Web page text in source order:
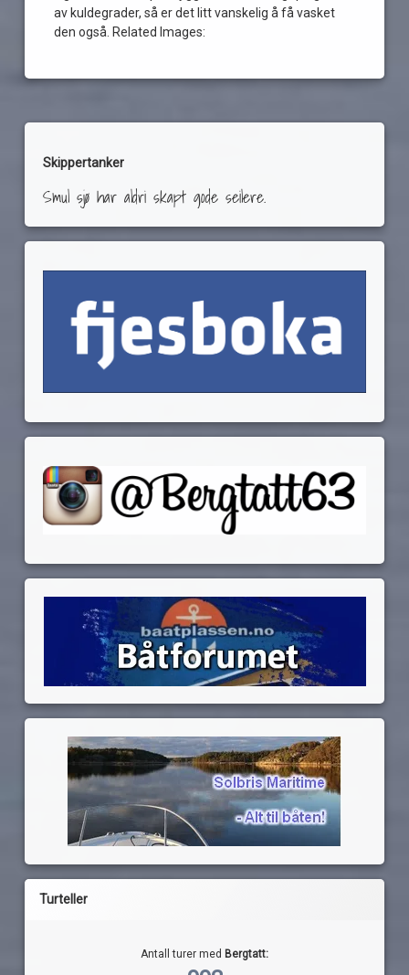
av kuldegrader, så er det litt vanskelig å få vasket
den også. Related Images:
Skippertanker
Smul sjø har aldri skapt gode seilere.
Turteller
Antall turer med Bergtatt: